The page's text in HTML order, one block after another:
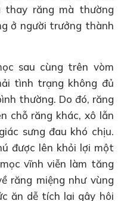
thay răng mà thường
ở người trưởng thành
sau cùng trên vòm
tình trạng không đủ
thường. Do đó, răng
chỗ răng khác, xô lẫn
sưng đau khó chịu.
được lên khỏi lợi một
vĩnh viễn làm tăng
răng miệng như vùng
ăn dễ tích lại gây hôi